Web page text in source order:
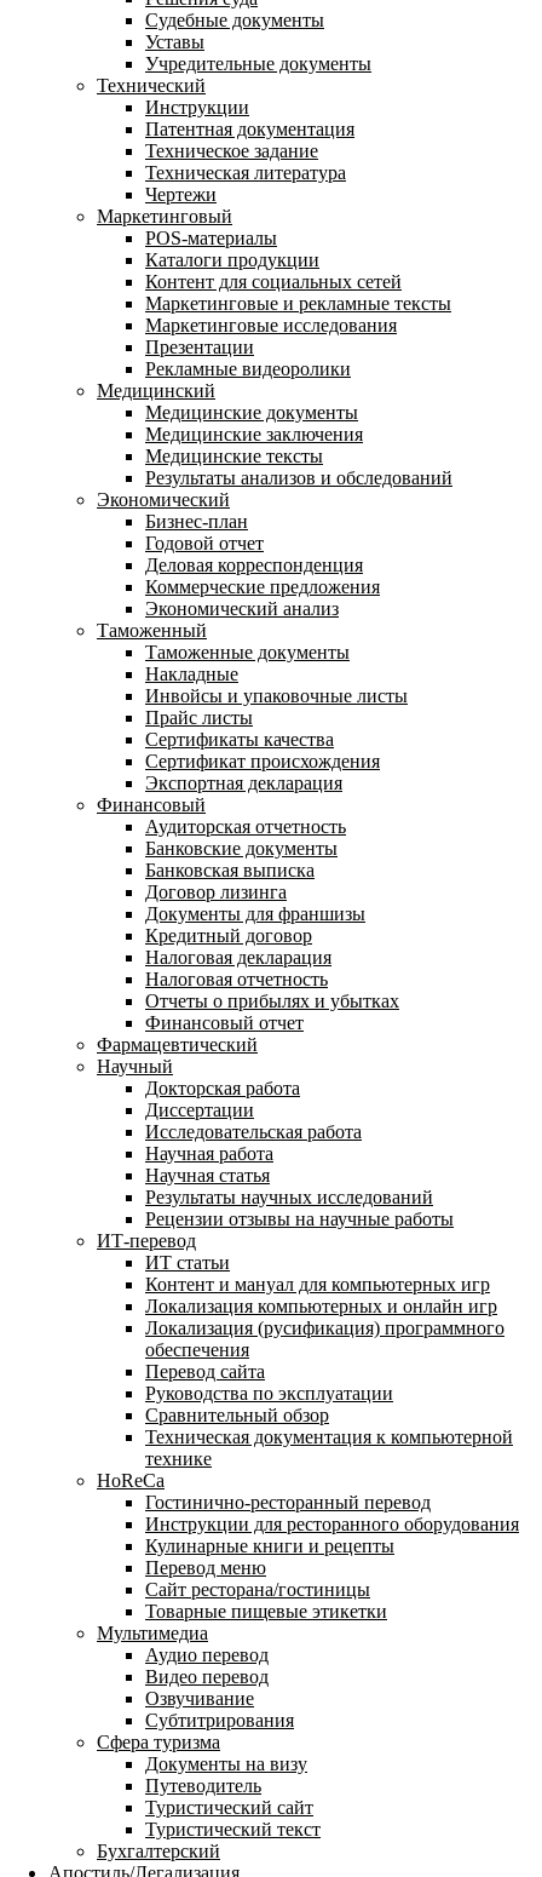
Судебные документы
Уставы
Учредительные документы
Технический
Инструкции
Патентная документация
Техническое задание
Техническая литература
Чертежи
Маркетинговый
POS-материалы
Каталоги продукции
Контент для социальных сетей
Маркетинговые и рекламные тексты
Маркетинговые исследования
Презентации
Рекламные видеоролики
Медицинский
Медицинские документы
Медицинские заключения
Медицинские тексты
Результаты анализов и обследований
Экономический
Бизнес-план
Годовой отчет
Деловая корреспонденция
Коммерческие предложения
Экономический анализ
Таможенный
Таможенные документы
Накладные
Инвойсы и упаковочные листы
Прайс листы
Сертификаты качества
Сертификат происхождения
Экспортная декларация
Финансовый
Аудиторская отчетность
Банковские документы
Банковская выписка
Договор лизинга
Документы для франшизы
Кредитный договор
Налоговая декларация
Налоговая отчетность
Отчеты о прибылях и убытках
Финансовый отчет
Фармацевтический
Научный
Докторская работа
Диссертации
Исследовательская работа
Научная работа
Научная статья
Результаты научных исследований
Рецензии отзывы на научные работы
ИТ-перевод
ИТ статьи
Контент и мануал для компьютерных игр
Локализация компьютерных и онлайн игр
Локализация (русификация) программного
обеспечения
Перевод сайта
Руководства по эксплуатации
Сравнительный обзор
Техническая документация к компьютерной
технике
HoReCa
Гостинично-ресторанный перевод
Инструкции для ресторанного оборудования
Кулинарные книги и рецепты
Перевод меню
Сайт ресторана/гостиницы
Товарные пищевые этикетки
Мультимедиа
Аудио перевод
Видео перевод
Озвучивание
Субтитрирования
Сфера туризма
Документы на визу
Путеводитель
Туристический сайт
Туристический текст
Бухгалтерский
Апостиль/Легализация